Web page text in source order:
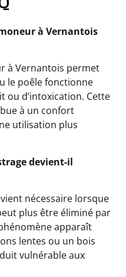
à Vernantois
à Vernantois permet
le poêle fonctionne
ou d’intoxication. Cette
à un confort
utilisation plus
devient-il
nécessaire lorsque
plus être éliminé par
apparaît
lentes ou un bois
vulnérable aux